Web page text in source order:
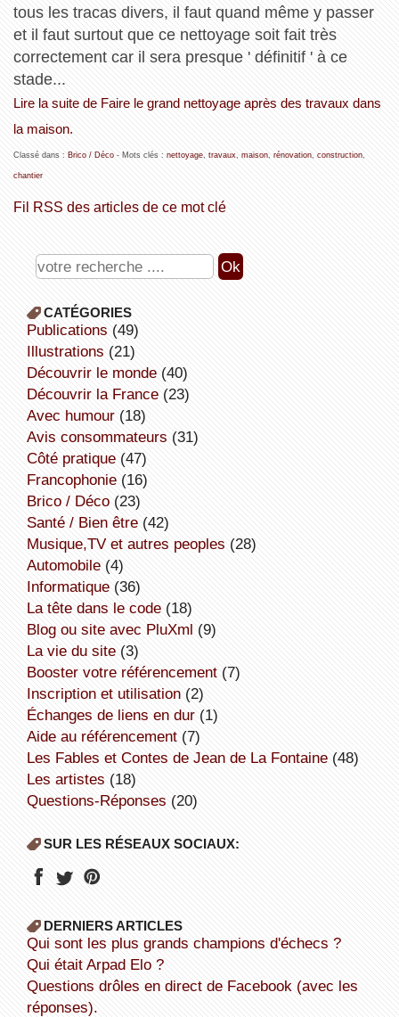
tous les tracas divers, il faut quand même y passer
et il faut surtout que ce nettoyage soit fait très
correctement car il sera presque ' définitif ' à ce
stade...
Lire la suite de Faire le grand nettoyage après des travaux dans
la maison.
Classé dans : Brico / Déco- Mots clés : nettoyage, travaux maison, rénovation, construction,
chantier
Fil RSS des articles de ce mot clé
CATÉGORIES
publications (49)
illustrations (21)
découvrir le monde(40)
découvrir la France(23)
avec humour(18)
avis consommateurs (31)
côté pratique(47)
Francophonie(16)
Brico / Déco(23)
Santé / Bien être(42)
Musique,TV et autres peoples (28)
Automobile(4)
informatique(36)
la tête dans le code(18)
Blog ou site avec PluXml (9)
la vie du site(3)
booster votre référencement(7)
inscription et utilisation(2)
échanges de liens en dur(1)
aide au référencement(7)
Les Fables et Contes de Jean de La Fontaine(48)
Les artistes (18)
Questions-Réponses (20)
SUR LES RÉSEAUX SOCIAUX:
DERNIERS ARTICLES
Qui sont les plus grands champions d'échecs ?
Qui était Arpad Elo ?
Questions drôles en direct de Facebook (avec les
réponses).